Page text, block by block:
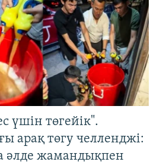
үшін төгейік".
арақ төгу челленджі:
жамандықпен